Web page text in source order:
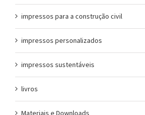
impressos para a construção civil
impressos personalizados
impressos sustentáveis
livros
Materiais e Downloads